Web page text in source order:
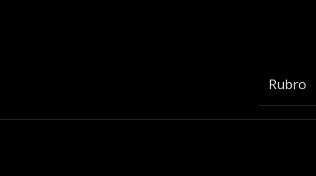
Rubro